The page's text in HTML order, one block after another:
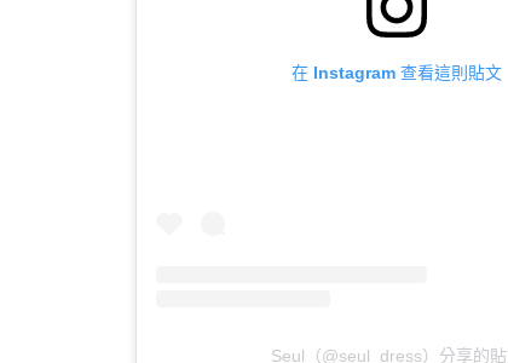
在 Instagram 查看這則貼文
Seul（@seul_dress）分享的